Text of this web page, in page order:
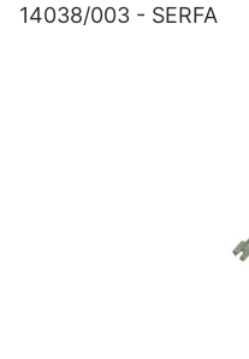
14038/003 - SERFA